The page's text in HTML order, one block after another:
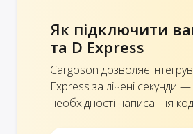
Як підключити
та D Express
Cargoson дозволяє
Express за лічені секунди
необхідності написання